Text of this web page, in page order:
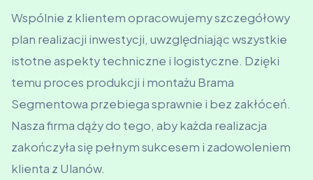
Wspólnie z klientem opracowujemy szczegółowy
plan realizacji inwestycji, uwzględniając wszystkie
istotne aspekty techniczne i logistyczne. Dzięki
temu proces produkcji i montażu Brama
Segmentowa przebiega sprawnie i bez zakłóceń.
Nasza firma dąży do tego, aby każda realizacja
zakończyła się pełnym sukcesem i zadowoleniem
klienta z Ulanów.